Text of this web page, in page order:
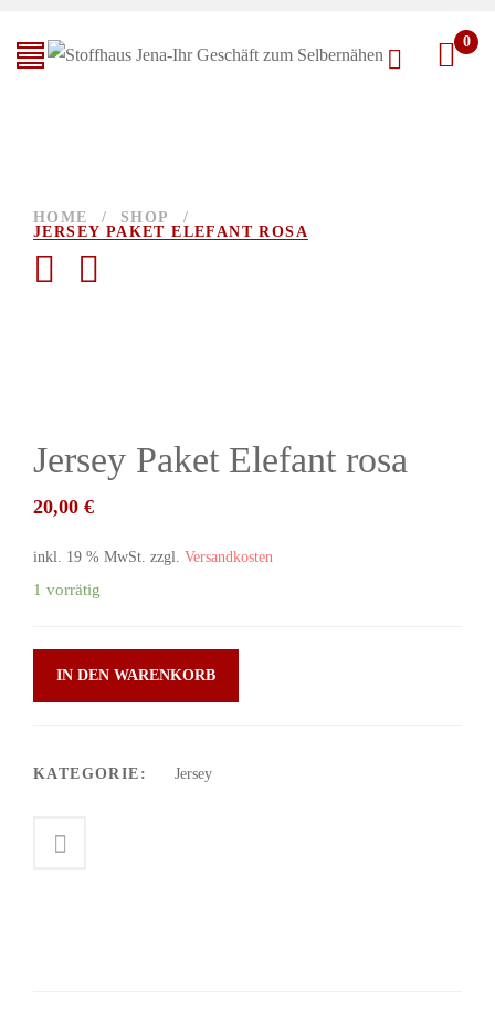
0
HOME / SHOP
/
JERSEY PAKET ELEFANT ROSA
Jersey Paket Elefant rosa
20,00 €
inkl. 19 % MwSt. zzgl. Versandkosten
1 vorrätig
IN DEN WARENKORB
KATEGORIE: Jersey